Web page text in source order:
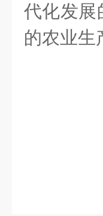
代化发展
的农业生